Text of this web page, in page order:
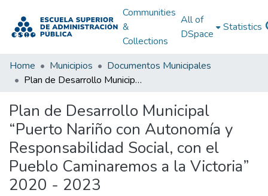
Communities
&
Collections
All of
DSpace
Statistics
Home Municipios
Documentos Municipales
Plan de Desarrollo Municipal “Puerto Nariño con Autonomía y Responsabilidad Social, con el Pueblo Caminaremos a la Victoria” 2020 - 2023
Plan de Desarrollo Municipal
“Puerto Nariño con Autonomía y
Responsabilidad Social, con el
Pueblo Caminaremos a la Victoria”
2020 - 2023